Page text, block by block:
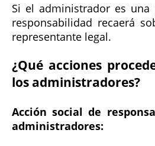
Si el administrador es una
responsabilidad recaerá
representante legal.
¿Qué acciones
los administradores?
Acción social de
administradores: